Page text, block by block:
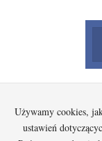
Startowa
Używamy cookies,
ustawień